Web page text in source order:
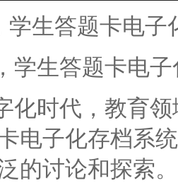
学生答题卡电
生答题卡电子
时代，教育领
电子化存档系
的讨论和探索。